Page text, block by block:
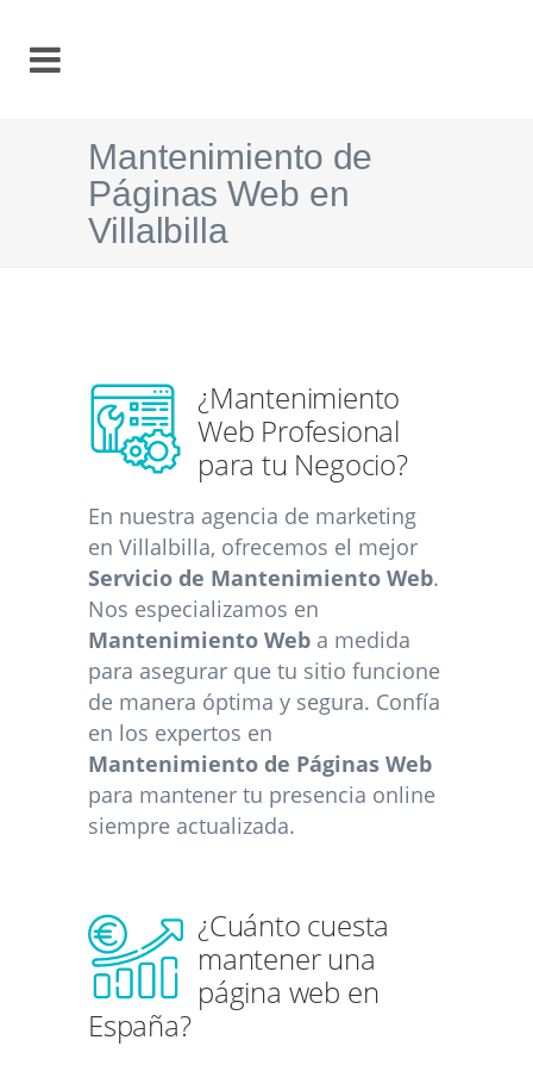
Mantenimiento de
Páginas Web en
Villalbilla
¿Mantenimiento
Web Profesional
para tu Negocio?
En nuestra agencia de marketing
en Villalbilla, ofrecemos el mejor
Servicio de Mantenimiento Web.
Nos especializamos en
Mantenimiento Web a medida
para asegurar que tu sitio funcione
de manera óptima y segura. Confía
en los expertos en
Mantenimiento de Páginas Web
para mantener tu presencia online
siempre actualizada.
¿Cuánto cuesta
mantener una
página web en
España?